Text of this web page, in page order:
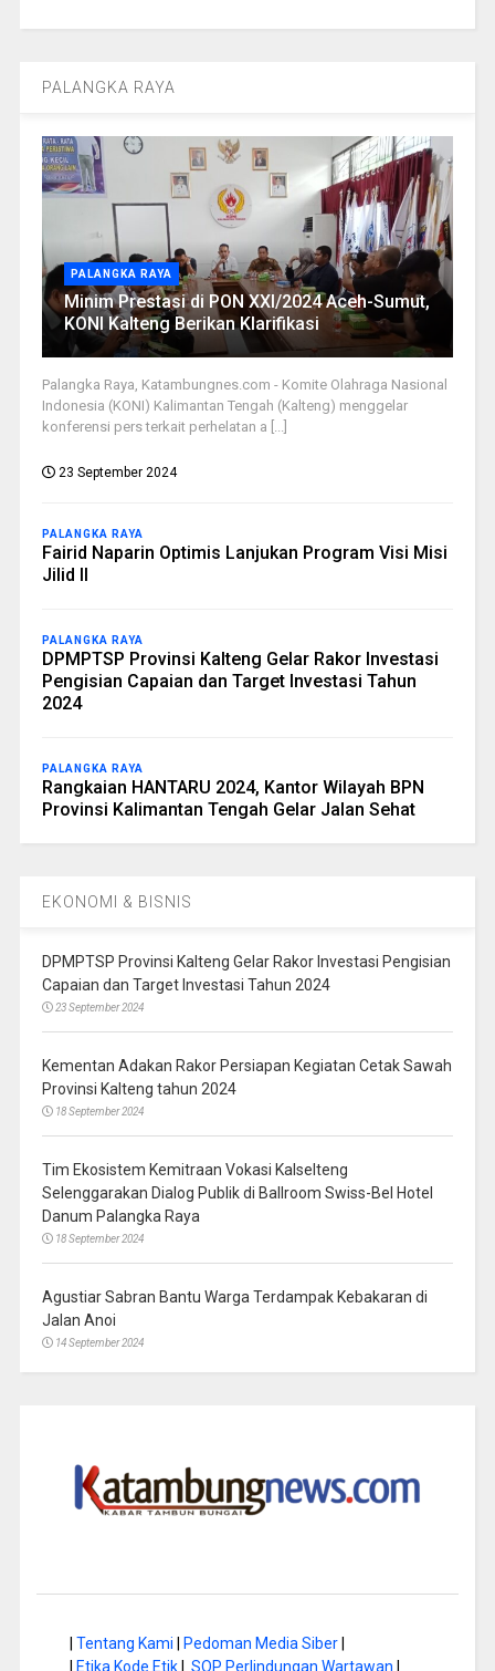
PALANGKA RAYA
PALANGKA RAYA
Minim Prestasi di PON XXI/2024 Aceh-Sumut,
KONI Kalteng Berikan Klarifikasi
Palangka Raya, Katambungnes.com - Komite Olahraga Nasional
Indonesia (KONI) Kalimantan Tengah (Kalteng) menggelar
konferensi pers terkait perhelatan a [...]
23 September 2024
PALANGKA RAYA
Fairid Naparin Optimis Lanjukan Program Visi Misi
Jilid II
PALANGKA RAYA
DPMPTSP Provinsi Kalteng Gelar Rakor Investasi
Pengisian Capaian dan Target Investasi Tahun
2024
PALANGKA RAYA
Rangkaian HANTARU 2024, Kantor Wilayah BPN
Provinsi Kalimantan Tengah Gelar Jalan Sehat
EKONOMI & BISNIS
DPMPTSP Provinsi Kalteng Gelar Rakor Investasi Pengisian
Capaian dan Target Investasi Tahun 2024
23 September 2024
Kementan Adakan Rakor Persiapan Kegiatan Cetak Sawah
Provinsi Kalteng tahun 2024
18 September 2024
Tim Ekosistem Kemitraan Vokasi Kalselteng
Selenggarakan Dialog Publik di Ballroom Swiss-Bel Hotel
Danum Palangka Raya
18 September 2024
Agustiar Sabran Bantu Warga Terdampak Kebakaran di
Jalan Anoi
14 September 2024
Tentang Kami Pedoman Media Siber|
Etika Kode Etik| SOP Perlindungan Wartawan